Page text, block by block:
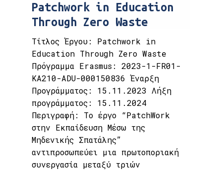
Patchwork in Education
Through Zero Waste
Τίτλος Έργου: Patchwork in
Education Through Zero Waste
Πρόγραμμα Erasmus: 2023-1-FR01-
KA210-ADU-000150836 Έναρξη
Προγράμματος: 15.11.2023 Λήξη
προγράμματος: 15.11.2024
Περιγραφή: Το έργο “PatchWork
στην Εκπαίδευση Μέσω της
Μηδενικής Σπατάλης”
αντιπροσωπεύει μια πρωτοποριακή
συνεργασία μεταξύ τριών